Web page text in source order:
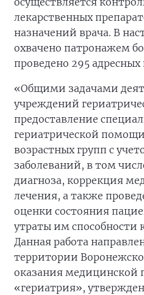
лекарственных
назначений врача. В
охвачено патронажем
проведено 295 адресных
«Общими задачами
учреждений
предоставление
гериатрической
возрастных групп с
заболеваний, в том
диагноза, коррекция
лечения, а также
оценки состояния
утраты им способности
Данная работа
территории
оказания
«гериатрия»,